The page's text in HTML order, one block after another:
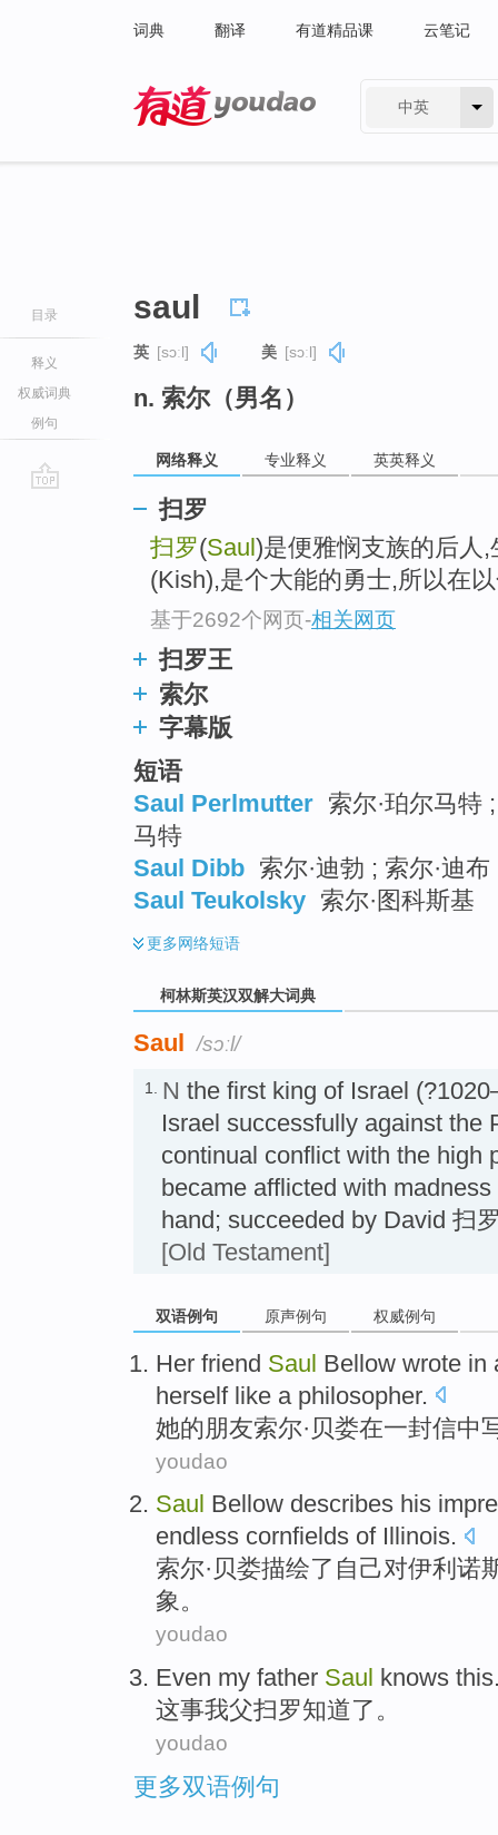
词典 翻译 有道精品课 云笔记
中英
目录
释义
权威词典
例句
saul
英 [sɔːl] 美 [sɔːl]
n. 索尔（男名）
网络释义 专业释义 英英释义
扫罗
扫罗(Saul )是便雅悯支族的后人
(Kish),是个大能的勇士,所以在
基于2692个网页-相关网页
扫罗王
索尔
字幕版
短语
Saul Perlmutter 索尔·珀尔马特
马特
Saul Dibb 索尔·迪勃 ; 索尔·迪
Saul Teukolsky 索尔·图科斯基
更多网络短语
柯林斯英汉双解大词典
Saul /sɔːl/
1. N the first king of Israel
Israel successfully against the
continual conflict with the high
became afflicted with
hand; succeeded by David 扫
[Old Testament]
双语例句 原声例句 权威例句
Her friend Saul Bellow wrote in
herself like a philosopher.
她的 朋友索尔·贝娄在一封信中
youdao
Saul Bellow describes his
endless cornfields of Illinois.
索尔· 贝娄描绘了 自己对伊利诺
象。
youdao
Even my father Saul knows this
这事我父扫罗知道了。
youdao
更多双语例句